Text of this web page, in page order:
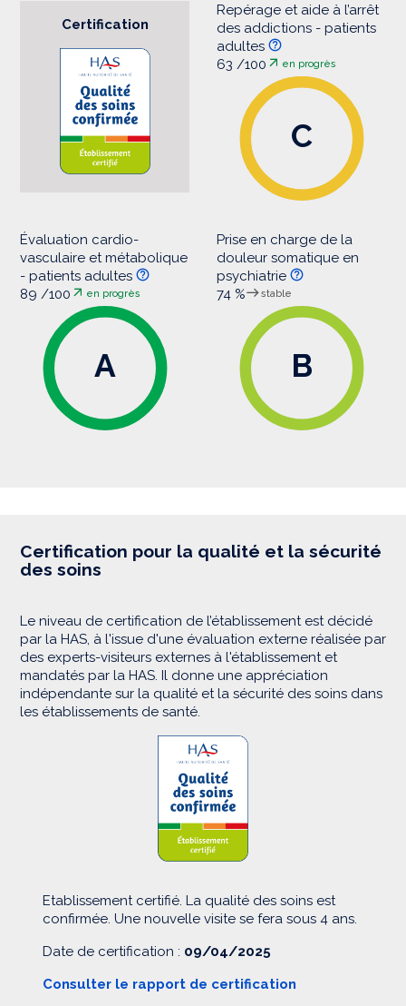
Certification
Repérage et aide à l’arrêt
des addictions - patients
adultes
63 /100
en progrès
C
Évaluation cardio-
vasculaire et métabolique
- patients adultes
89 /100
en progrès
A
Prise en charge de la
douleur somatique en
psychiatrie
74 %
stable
B
Certification pour la qualité et la sécurité
des soins
Le niveau de certification de l’établissement est décidé
par la HAS, à l'issue d'une évaluation externe réalisée par
des experts-visiteurs externes à l'établissement et
mandatés par la HAS. Il donne une appréciation
indépendante sur la qualité et la sécurité des soins dans
les établissements de santé.
Etablissement certifié. La qualité des soins est
confirmée. Une nouvelle visite se fera sous 4 ans.
Date de certification : 09/04/2025
Consulter le rapport de certification